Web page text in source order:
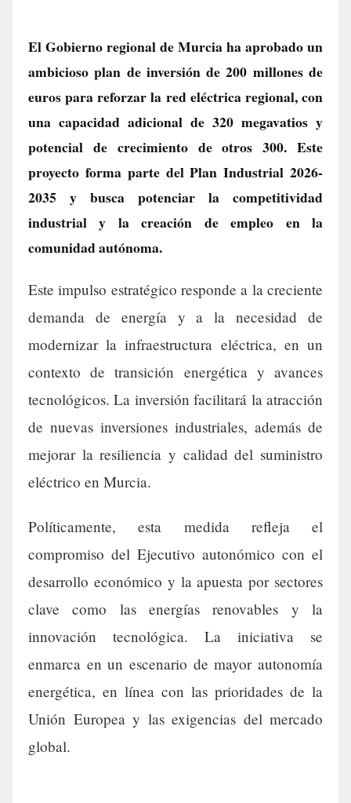
El Gobierno regional de Murcia ha aprobado un
ambicioso plan de inversión de 200 millones de
euros para reforzar la red eléctrica regional, con
una capacidad adicional de 320 megavatios y
potencial de crecimiento de otros 300. Este
proyecto forma parte del Plan Industrial 2026-
2035 y busca potenciar la competitividad
industrial y la creación de empleo en la
comunidad autónoma.
Este impulso estratégico responde a la creciente
demanda de energía y a la necesidad de
modernizar la infraestructura eléctrica, en un
contexto de transición energética y avances
tecnológicos. La inversión facilitará la atracción
de nuevas inversiones industriales, además de
mejorar la resiliencia y calidad del suministro
eléctrico en Murcia.
Políticamente, esta medida refleja el
compromiso del Ejecutivo autonómico con el
desarrollo económico y la apuesta por sectores
clave como las energías renovables y la
innovación tecnológica. La iniciativa se
enmarca en un escenario de mayor autonomía
energética, en línea con las prioridades de la
Unión Europea y las exigencias del mercado
global.